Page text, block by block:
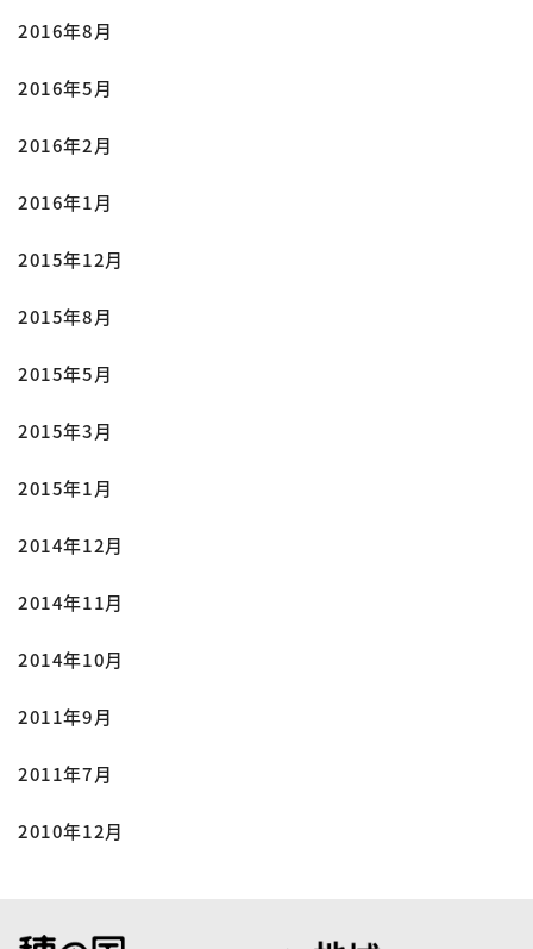
2016年8月
2016年5月
2016年2月
2016年1月
2015年12月
2015年8月
2015年5月
2015年3月
2015年1月
2014年12月
2014年11月
2014年10月
2011年9月
2011年7月
2010年12月